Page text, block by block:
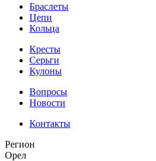
Браслеты
Цепи
Кольца
Кресты
Серьги
Кулоны
Вопросы
Новости
Контакты
Регион
Орел